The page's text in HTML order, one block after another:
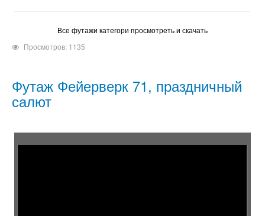
Все футажи категори просмотреть и скачать
Просмотров: 1135
Футаж Фейерверк 71, праздничный
салют